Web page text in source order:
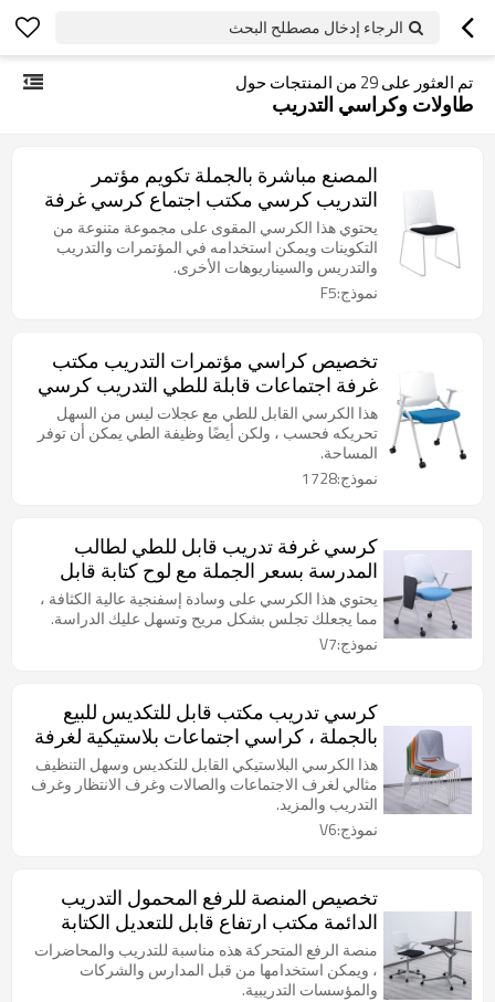
الرجاء إدخال مصطلح البحث
تم العثور على29 من المنتجات حول
طاولات وكراسي التدريب
المصنع مباشرة بالجملة تكويم مؤتمر
التدريب كرسي مكتب اجتماع كرسي غرفة
الانتظار
يحتوي هذا الكرسي المقوى على مجموعة متنوعة من
التكوينات ويمكن استخدامه في المؤتمرات والتدريب
والتدريس والسيناريوهات الأخرى.
نموذج:F5
تخصيص كراسي مؤتمرات التدريب مكتب
غرفة اجتماعات قابلة للطي التدريب كرسي
تكويم مع عجلات
هذا الكرسي القابل للطي مع عجلات ليس من السهل
تحريكه فحسب ، ولكن أيضًا وظيفة الطي يمكن أن توفر
المساحة.
نموذج:1728
كرسي غرفة تدريب قابل للطي لطالب
المدرسة بسعر الجملة مع لوح كتابة قابل
للضبط في الفصل الدراسي قابل للتكديس
مع عجلات
يحتوي هذا الكرسي على وسادة إسفنجية عالية الكثافة ،
مما يجعلك تجلس بشكل مريح وتسهل عليك الدراسة.
نموذج:V7
كرسي تدريب مكتب قابل للتكديس للبيع
بالجملة ، كراسي اجتماعات بلاستيكية لغرفة
الاجتماعات ، للمساحات متعددة الوظائف
هذا الكرسي البلاستيكي القابل للتكديس وسهل التنظيف
مثالي لغرف الاجتماعات والصالات وغرف الانتظار وغرف
التدريب والمزيد.
نموذج:V6
تخصيص المنصة للرفع المحمول التدريب
الدائمة مكتب ارتفاع قابل للتعديل الكتابة
كمبيوتر محمول طاولة مربعة الصلب
محاضرة طاولة مكتب المؤتمر
منصة الرفع المتحركة هذه مناسبة للتدريب والمحاضرات
، ويمكن استخدامها من قبل المدارس والشركات
والمؤسسات التدريبية.